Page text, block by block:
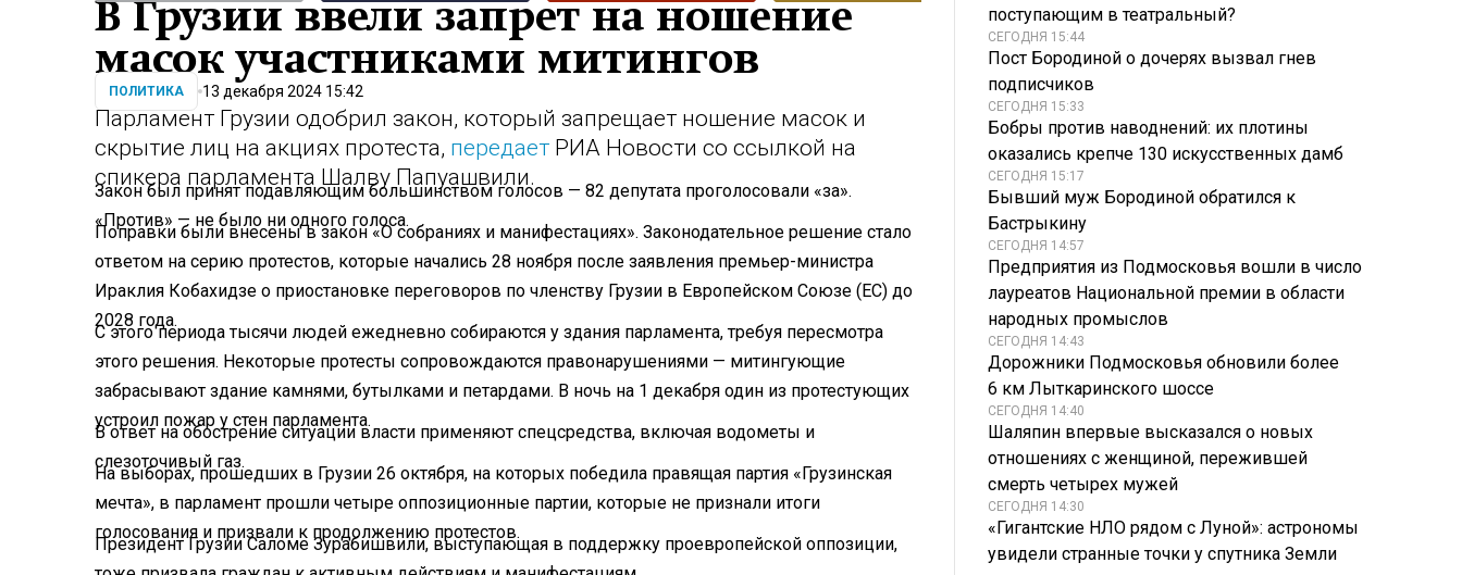
В Грузии ввели запрет на ношение
масок участниками митингов
ПОЛИТИКА 13 декабря 2024 15:42
Парламент Грузии одобрил закон, который запрещает ношение масок и
скрытие лиц на акциях протеста, передает РИА Новости со ссылкой на
спикера парламента Шалву Папуашвили.
Закон был принят подавляющим большинством голосов — 82 депутата проголосовали «за».
«Против» — не было ни одного голоса.
Поправки были внесены в закон «О собраниях и манифестациях». Законодательное решение стало
ответом на серию протестов, которые начались 28 ноября после заявления премьер-министра
Ираклия Кобахидзе о приостановке переговоров по членству Грузии в Европейском Союзе (ЕС) до
2028 года.
С этого периода тысячи людей ежедневно собираются у здания парламента, требуя пересмотра
этого решения. Некоторые протесты сопровождаются правонарушениями — митингующие
забрасывают здание камнями, бутылками и петардами. В ночь на 1 декабря один из протестующих
устроил пожар у стен парламента.
В ответ на обострение ситуации власти применяют спецсредства, включая водометы и
слезоточивый газ.
На выборах, прошедших в Грузии 26 октября, на которых победила правящая партия «Грузинская
мечта», в парламент прошли четыре оппозиционные партии, которые не признали итоги
голосования и призвали к продолжению протестов.
Президент Грузии Саломе Зурабишвили, выступающая в поддержку проевропейской оппозиции,
поступающим в театральный?
СЕГОДНЯ 15:44
Пост Бородиной о дочерях вызвал гнев
подписчиков
СЕГОДНЯ 15:33
Бобры против наводнений: их плотины
оказались крепче 130 искусственных дамб
СЕГОДНЯ 15:17
Бывший муж Бородиной обратился к
Бастрыкину
СЕГОДНЯ 14:57
Предприятия из Подмосковья вошли в число
лауреатов Национальной премии в области
народных промыслов
СЕГОДНЯ 14:43
Дорожники Подмосковья обновили более
6 км Лыткаринского шоссе
СЕГОДНЯ 14:40
Шаляпин впервые высказался о новых
отношениях с женщиной, пережившей
смерть четырех мужей
СЕГОДНЯ 14:30
«Гигантские НЛО рядом с Луной»: астрономы
увидели странные точки у спутника Земли